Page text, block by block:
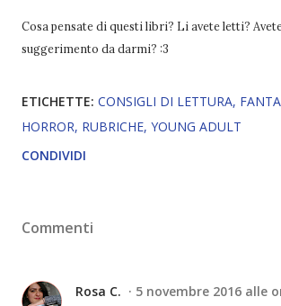
Cosa pensate di questi libri? Li avete letti?
suggerimento da darmi? :3
ETICHETTE: CONSIGLI DI LETTURA
HORROR RUBRICHE YOUNG ADULT
CONDIVIDI
Commenti
Rosa C. 5 novembre 2016 alle